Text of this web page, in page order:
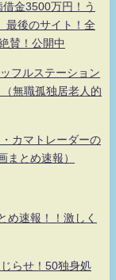
金3500万円！う
最後のサイト！全
賛！公開中
フルステーション
無職孤独居老人的
カマトレーダーの
とめ速報）
め速報！！激しく
らせ！50独身処